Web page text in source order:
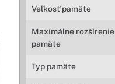
Veľkosť pamäte
Maximálne rozšírenie
pamäte
Typ pamäte